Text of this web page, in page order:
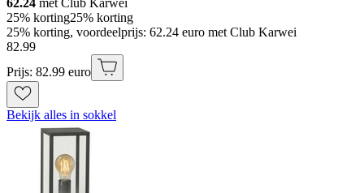
62.24 met Club Karwei
25% korting25% korting
25% korting, voordeelprijs: 62.24 euro met Club Karwei
82.99
Prijs: 82.99 euro
Bekijk alles in sokkel